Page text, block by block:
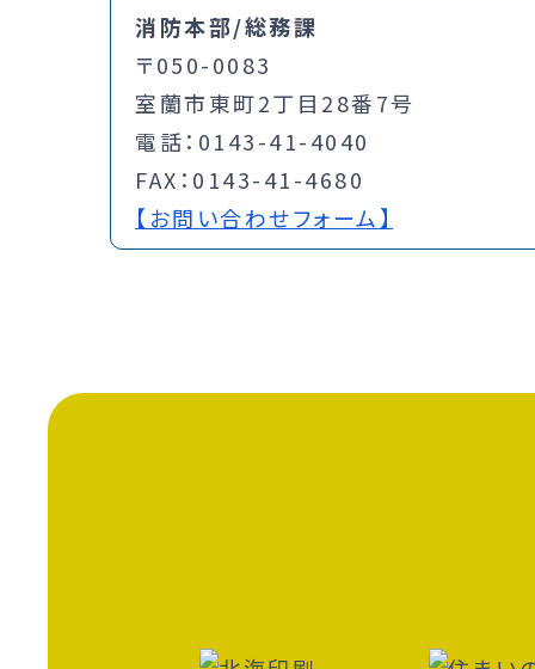
消防本部/総務課
〒050-0083
室蘭市東町2丁目28番7号
電話：0143-41-4040
FAX：0143-41-4680
【お問い合わせフォーム】